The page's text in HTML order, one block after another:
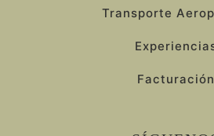
Transporte
Facturación